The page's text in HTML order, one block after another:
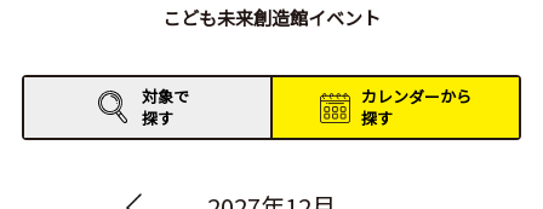
お知らせ
イベントレポート
こども未来創造館イベント
対象で
探す
カレンダーから
探す